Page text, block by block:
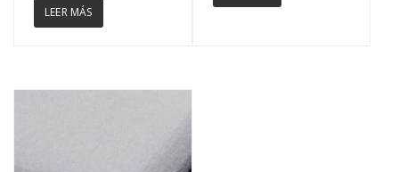
LEER MÁS